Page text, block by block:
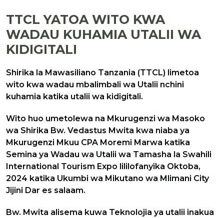
TTCL YATOA WITO KWA
WADAU KUHAMIA UTALII WA
KIDIGITALI
Shirika la Mawasiliano Tanzania (TTCL) limetoa
wito kwa wadau mbalimbali wa Utalii nchini
kuhamia katika utalii wa kidigitali.
Wito huo umetolewa na Mkurugenzi wa Masoko
wa Shirika Bw. Vedastus Mwita kwa niaba ya
Mkurugenzi Mkuu CPA Moremi Marwa katika
Semina ya Wadau wa Utalii wa Tamasha la Swahili
International Tourism Expo lililofanyika Oktoba,
2024 katika Ukumbi wa Mikutano wa Mlimani City
Jijini Dar es salaam.
Bw. Mwita alisema kuwa Teknolojia ya utalii inakua